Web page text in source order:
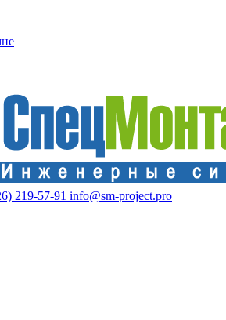
219-57-91 info@sm-project.pro